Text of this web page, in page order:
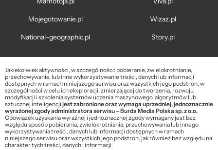
Mojegotowanie.pl
National-geographic.pl
Wizaz.pl
Story.pl
Jakiekolwiek aktywności, w szczególności: pobieranie, zwielokrotnianie,
przechowywanie, lub inne wykorzystywanie treści, danych lub informacji
dostępnych w ramach niniejszego serwisu oraz wszystkich jego podstron, w
szczególności w celu ich eksploracji, zmierzającej do tworzenia, rozwoju,
modyfikacji i szkolenia systemów uczenia maszynowego, algorytmów lub
sztucznej inteligencjijest zabronione oraz wymaga uprzedniej, jednoznacznie
wyrażonej zgody administratora serwisu – Burda Media Polska sp. z o.o.
Obowiązek uzyskania wyraźnej i jednoznacznej zgody wymagany jest bez
względu sposób pobierania, zwielokrotniania, przechowywania lub innego
wykorzystywania treści, danych lub informacji dostępnych w ramach
niniejszego serwisu oraz wszystkich jego podstron, jak również bez względu na
charakter tych treści, danych i informacji.